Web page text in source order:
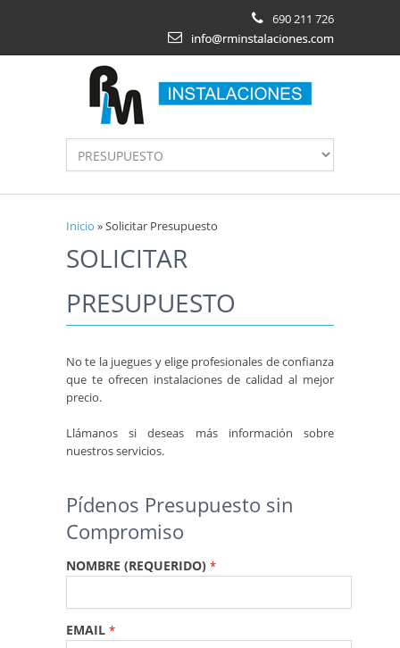
690 211 726
Inicio »Solicitar Presupuesto
SOLICITAR
PRESUPUESTO
No te la juegues y elige profesionales de confianza
que te ofrecen instalaciones de calidad al mejor
precio.
Llámanos si deseas más información sobre
nuestros servicios.
Pídenos Presupuesto sin
Compromiso
NOMBRE (REQUERIDO) *
EMAIL *